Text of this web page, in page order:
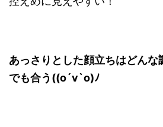
あっさりとした顔立ちはどんな
でも合う((o´v`o)ﾉ